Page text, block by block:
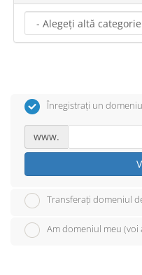
Înregistrați un
www.
Transferați domeniul
Am domeniul meu (voi